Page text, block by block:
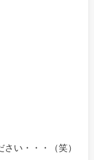
い・・・（笑）